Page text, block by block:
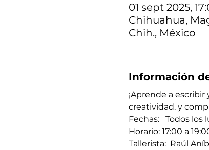
01 sept 2025,
Chihuahua,
Chih., México
Información
¡Aprende a
creatividad. y
Fechas:   Todos
Horario: 17:00 a
Tallerista:  Raúl